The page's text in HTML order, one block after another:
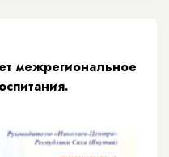
межрегиональное